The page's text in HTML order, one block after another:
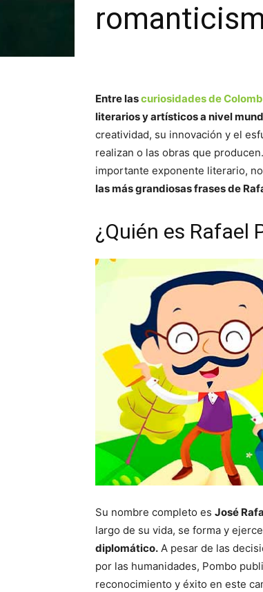
Entre lascuriosidades de
literarios y artísticos a nivel
creatividad, su innovación y el
realizan o las obras que
importante exponente literario,
las más grandiosas frases de
¿Quién es Rafael
Su nombre completo es José
largo de su vida, se forma y
diplomático. A pesar de las
por las humanidades, Pombo
reconocimiento y éxito en este